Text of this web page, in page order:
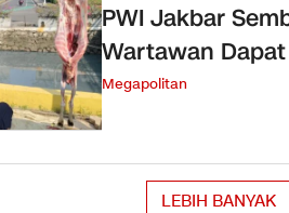
PWI Jakbar
Wartawan
Megapolitan
LEBIH BANYAK